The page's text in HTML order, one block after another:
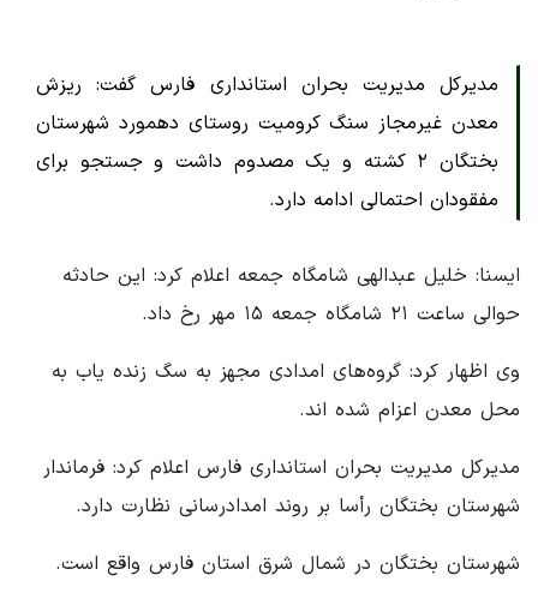
مدیرکل مدیریت بحران استانداری فارس گفت: ریزش
معدن غیرمجاز سنگ کرومیت روستای دهمورد شهرستان
بختگان ۲ کشته و یک مصدوم داشت و جستجو برای
مفقودان احتمالی ادامه دارد.
ایسنا: خلیل عبدالهی شامگاه جمعه اعلام کرد: این حادثه
حوالی ساعت ۲۱ شامگاه جمعه ۱۵ مهر رخ داد.
وی اظهار کرد: گروه‌های امدادی مجهز به سگ زنده یاب به
محل معدن اعزام شده اند.
مدیرکل مدیریت بحران استانداری فارس اعلام کرد: فرماندار
شهرستان بختگان رأسا بر روند امدادرسانی نظارت دارد.
شهرستان بختگان در شمال شرق استان فارس واقع است.